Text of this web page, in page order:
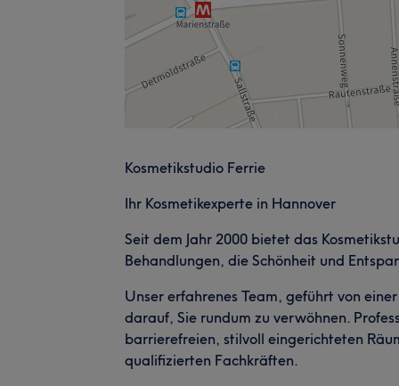
Kosmetikstudio Ferrie
Ihr Kosmetikexperte in Hannover
Seit dem Jahr 2000 bietet das
Behandlungen, die Schönheit und
Unser erfahrenes Team, geführt von
darauf, Sie rundum zu verwöhnen.
barrierefreien, stilvoll eingerichteten
qualifizierten Fachkräften.